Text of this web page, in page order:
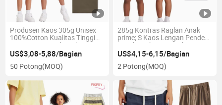
Produsen Kaos 305g Unisex
100%Cotton Kualitas Tinggi
Berat Berat Bordir Pakaian
Anak Musim Panas Logo
Kustom Fashion Tren Kaos
Anak Kosong
US$3,08-5,88/Bagian
50 Potong(MOQ)
285g Kontras Raglan Anak
prime; S Kaos Lengan Pendek
Merek Fashion Amerika Katun
Pria
US$4,15-6,15/Bagian
2 Potong(MOQ)